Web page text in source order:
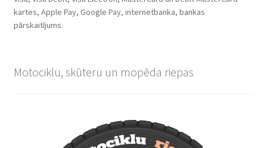
kartes, Apple Pay, Google Pay, internetbanka, bankas
pārskaitījums.
Motociklu, skūteru un mopēda riepas